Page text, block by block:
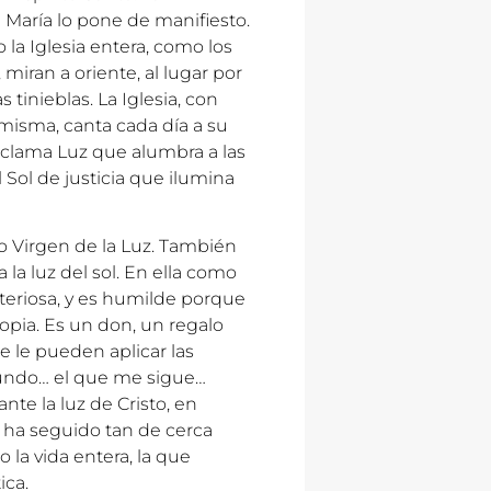
lo pone de manifiesto.
la Iglesia entera, como los
a oriente, al lugar por
tinieblas. La Iglesia, con
canta cada día a su
Luz que alumbra a las
Sol de justicia que ilumina
Virgen de la Luz. También
luz del sol. En ella como
y es humilde porque
Es un don, un regalo
le pueden aplicar las
el que me sigue…
la luz de Cristo, en
seguido tan de cerca
la vida entera, la que